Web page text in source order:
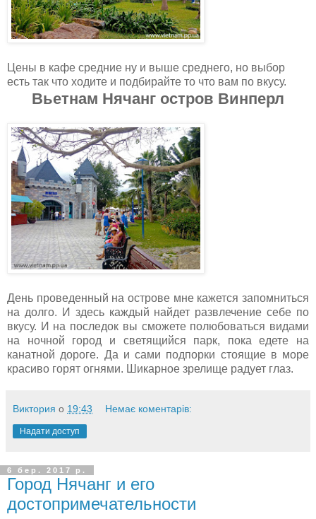
Цены в кафе средние ну и выше среднего, но выбор
есть так что ходите и подбирайте то что вам по вкусу.
Вьетнам Нячанг остров Винперл
День проведенный на острове мне кажется запомниться
на долго. И здесь каждый найдет развлечение себе по
вкусу. И на последок вы сможете полюбоваться видами
на ночной город и светящийся парк, пока едете на
канатной дороге. Да и сами подпорки стоящие в море
красиво горят огнями. Шикарное зрелище радует глаз.
Виктория о 19:43 Немає коментарів:
Надати доступ
6 бер. 2017 р.
Город Нячанг и его
достопримечательности